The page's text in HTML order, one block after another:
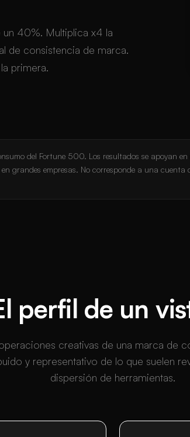
un 40%. Multiplica x4 la
de consistencia de marca.
primera.
del Fortune 500. Los resultados se apoyan en
grandes empresas. No corresponde a una cuenta
perfil de un
creativas de una marca de
y representativo de lo que suelen
dispersión de herramientas.